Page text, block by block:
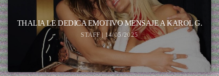
THALIA LE DEDICA EMOTIVO MENSAJE A KAROL G.
STAFF | 14/05/2025